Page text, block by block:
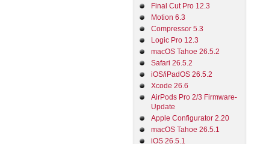
Final Cut Pro 12.3
Motion 6.3
Compressor 5.3
Logic Pro 12.3
macOS Tahoe 26.5.2
Safari 26.5.2
iOS/iPadOS 26.5.2
Xcode 26.6
AirPods Pro 2/3 Firmware-
Update
Apple Configurator 2.20
macOS Tahoe 26.5.1
iOS 26.5.1